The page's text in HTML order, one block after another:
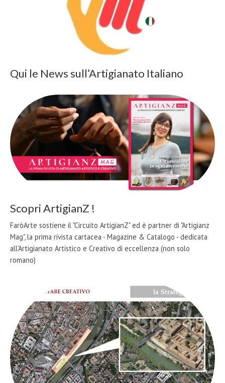
Qui le News sull’Artigianato Italiano
Scopri ArtigianZ !
FaròArte sostiene il "Circuito ArtigianZ" ed è partner di "Artigianz
Mag", la prima rivista cartacea - Magazine & Catalogo - dedicata
all'Artigianato Artistico e Creativo di eccellenza (non solo
romano)